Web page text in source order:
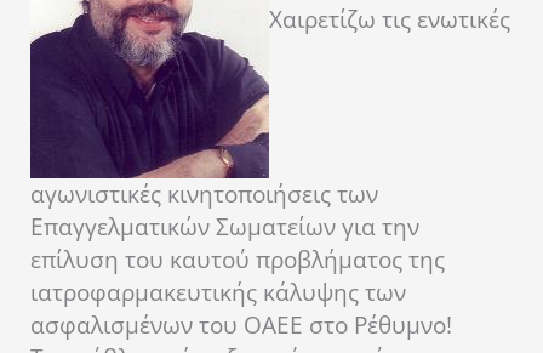
Χαιρετίζω τις ενωτικές
αγωνιστικές κινητοποιήσεις των
Επαγγελματικών Σωματείων για την
επίλυση του καυτού προβλήματος της
ιατροφαρμακευτικής κάλυψης των
ασφαλισμένων του ΟΑΕΕ στο Ρέθυμνο!